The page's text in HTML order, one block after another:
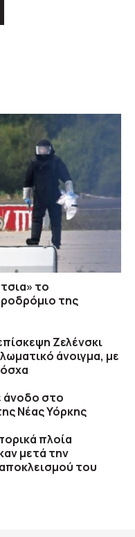
το
της
Ζελένσκι
άνοιγμα, με
άνοδο στο
Νέας Υόρκης
πλοία
μετά την
του